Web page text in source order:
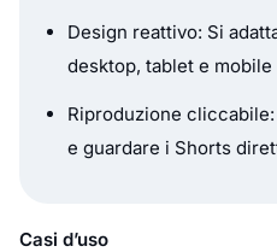
Design reattivo: Si
desktop, tablet e mobile
Riproduzione
e guardare i Shorts
Casi d’uso